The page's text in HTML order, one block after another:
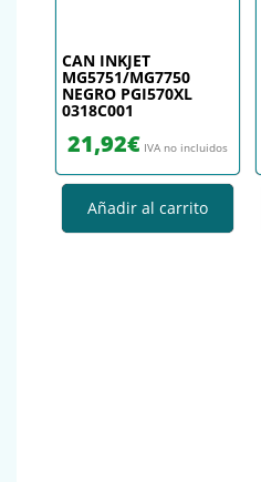
CAN INKJET
MG5751/MG7750
NEGRO PGI570XL
0318C001
21,92€ IVA no incluidos
Añadir al carrito